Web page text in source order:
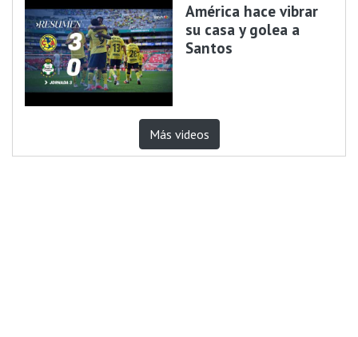
América hace vibrar
su casa y golea a
Santos
Más videos